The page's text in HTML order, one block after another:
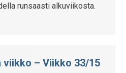
runsaasti alkuviikosta.
viikko – Viikko 33/15